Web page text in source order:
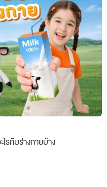
รกับร่างกายบ้าง